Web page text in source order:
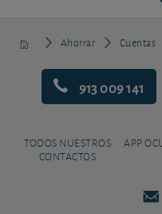
Ahorrar Cuentas
913 009 141
TODOS NUESTROS
CONTACTOS
APP